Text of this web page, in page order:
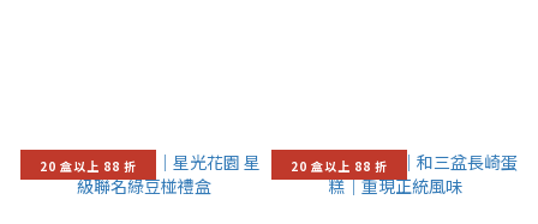
20 盒以上 88 折 20 盒以上 88 折